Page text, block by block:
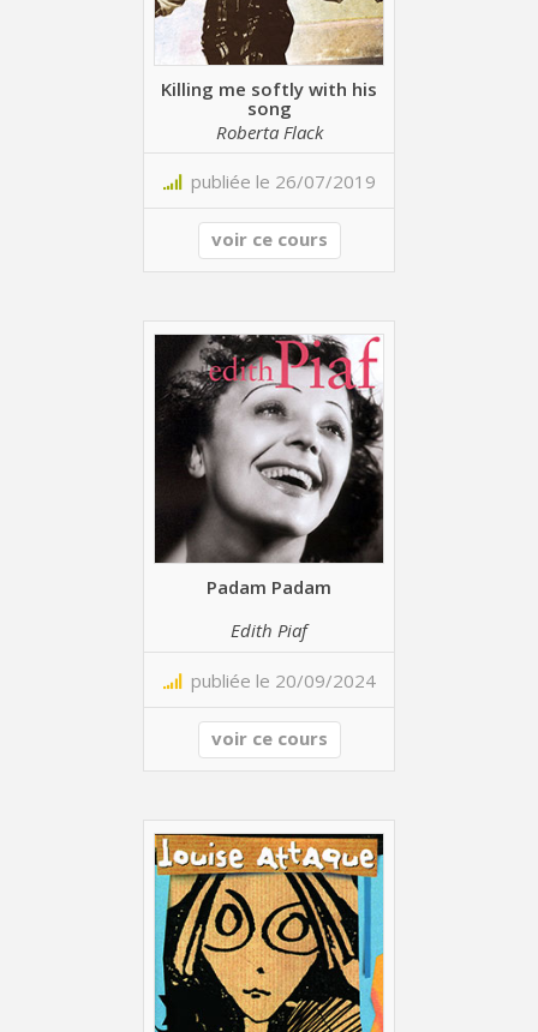
Killing me softly with his
song
Roberta Flack
publiée le 26/07/2019
voir ce cours
Padam Padam
Edith Piaf
publiée le 20/09/2024
voir ce cours